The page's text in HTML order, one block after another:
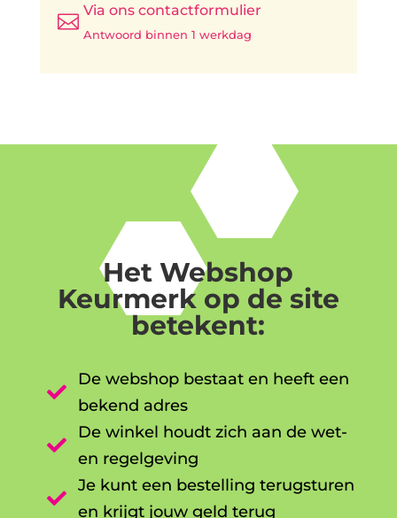

Via ons contactformulier
Antwoord binnen 1 werkdag
Het Webshop
Keurmerk op de site
betekent:

De webshop bestaat en heeft een
bekend adres

De winkel houdt zich aan de wet-
en regelgeving

Je kunt een bestelling terugsturen
en krijgt jouw geld terug